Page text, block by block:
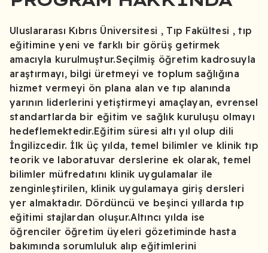
Uluslararası Kıbrıs Üniversitesi , Tıp Fakültesi , tıp
eğitimine yeni ve farklı bir görüş getirmek
amacıyla kurulmuştur.Seçilmiş öğretim kadrosuyla
araştırmayı, bilgi üretmeyi ve toplum sağlığına
hizmet vermeyi ön plana alan ve tıp alanında
yarının liderlerini yetiştirmeyi amaçlayan, evrensel
standartlarda bir eğitim ve sağlık kuruluşu olmayı
hedeflemektedir.Eğitim süresi altı yıl olup dili
İngilizcedir. İlk üç yılda, temel bilimler ve klinik tıp
teorik ve laboratuvar derslerine ek olarak, temel
bilimler müfredatını klinik uygulamalar ile
zenginleştirilen, klinik uygulamaya giriş dersleri
yer almaktadır. Dördüncü ve beşinci yıllarda tıp
eğitimi stajlardan oluşur.Altıncı yılda ise
öğrenciler öğretim üyeleri gözetiminde hasta
bakımında sorumluluk alıp eğitimlerini